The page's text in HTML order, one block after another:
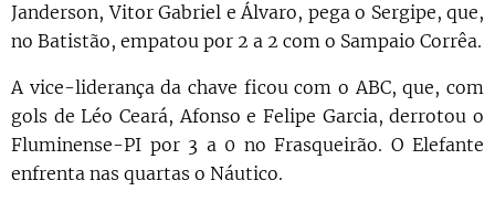
Janderson, Vitor Gabriel e Álvaro, pega o Sergipe, que,
no Batistão, empatou por 2 a 2 com o Sampaio Corrêa.
A vice-liderança da chave ficou com o ABC, que, com
gols de Léo Ceará, Afonso e Felipe Garcia, derrotou o
Fluminense-PI por 3 a 0 no Frasqueirão. O Elefante
enfrenta nas quartas o Náutico.